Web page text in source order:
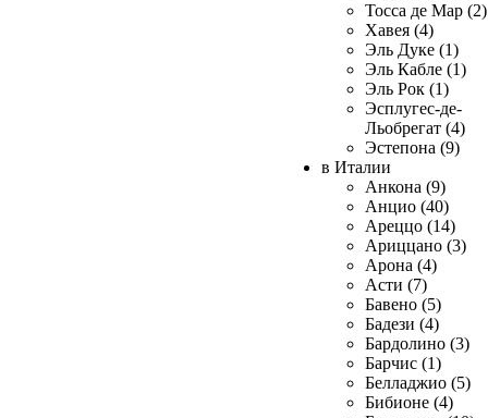
Тосса де Мар (2)
Хавея (4)
Эль Дуке (1)
Эль Кабле (1)
Эль Рок (1)
Эсплугес-де-
Льобрегат (4)
Эстепона (9)
в Италии
Анкона (9)
Анцио (40)
Ареццо (14)
Ариццано (3)
Арона (4)
Асти (7)
Бавено (5)
Бадези (4)
Бардолино (3)
Барчис (1)
Белладжио (5)
Бибионе (4)